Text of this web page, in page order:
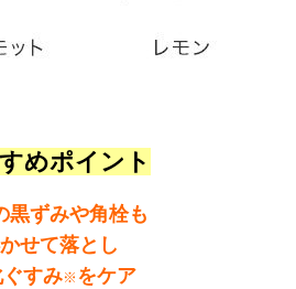
めポイント
黒ずみや角栓も
せて落とし
すみ※ をケア